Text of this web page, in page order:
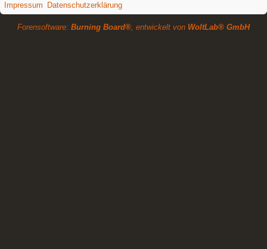
Impressum Datenschutzerklärung
Forensoftware: Burning Board®, entwickelt von WoltLab® GmbH